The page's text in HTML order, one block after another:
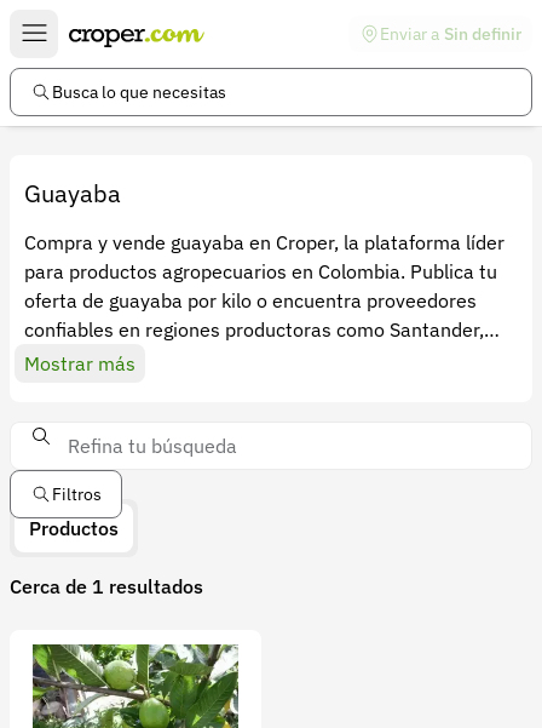
Enviar a Sin definir
Busca lo que necesitas
Guayaba
Compra y vende guayaba en Croper, la plataforma líder
para productos agropecuarios en Colombia. Publica tu
oferta de guayaba por kilo o encuentra proveedores
confiables en regiones productoras como Santander,
Cundinamarca, Huila y Tolima. Ya sea para mercados
comerciantes. Croper facilita el contacto directo y
seguro entre compradores y vendedores del sector
agrícola. Optimiza tus ventas y compras de guayaba con
información precisa y visibilidad en línea.
Mostrar más
Filtros
Productos
Cerca de 1 resultados
Enlaces de interés
Preguntas frecuentes
Ayuda
Términos y condiciones
Política de devoluciones
Política de privacidad
Iniciar sesión
Registrarse
Contacto
Soporte
+57 323 2931928